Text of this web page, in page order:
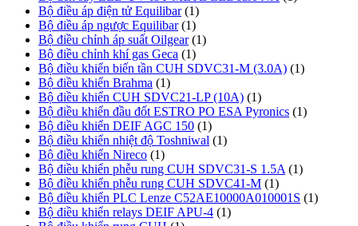
Bộ điều áp điện tử Equilibar (1)
Bộ điều áp ngược Equilibar (1)
Bộ điều chỉnh áp suất Oilgear (1)
Bộ điều chỉnh khí gas Geca (1)
Bộ điều khiển biến tần CUH SDVC31-M (3.0A) (1)
Bộ điều khiển Brahma (1)
Bộ điều khiển CUH SDVC21-LP (10A) (1)
Bộ điều khiển đầu đốt ESTRO PO ESA Pyronics (1)
Bộ điều khiển DEIF AGC 150 (1)
Bộ điều khiển nhiệt độ Toshniwal (1)
Bộ điều khiển Nireco (1)
Bộ điều khiển phễu rung CUH SDVC31-S 1.5A (1)
Bộ điều khiển phễu rung CUH SDVC41-M (1)
Bộ điều khiển PLC Lenze C52AE10000A010001S (1)
Bộ điều khiển relays DEIF APU-4 (1)